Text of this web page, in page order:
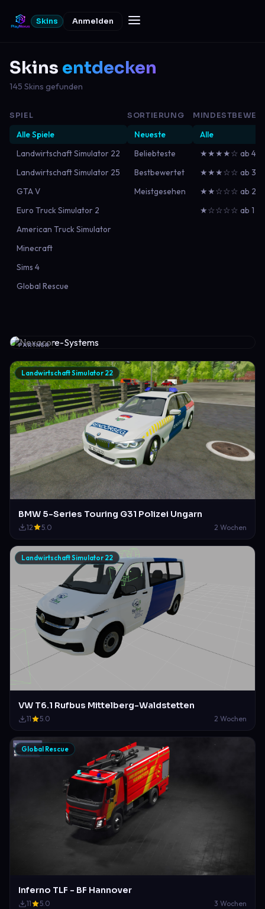
Skins Anmelden
Skins entdecken
145 Skins gefunden
SPIEL
Alle Spiele
Landwirtschaft Simulator 22
Landwirtschaft Simulator 25
GTA V
Euro Truck Simulator 2
American Truck Simulator
Minecraft
Sims 4
Global Rescue
SORTIERUNG
Neueste
Beliebteste
Bestbewertet
Meistgesehen
Alle
★★★★☆ ab 4
★★★☆☆ ab 3
★★☆☆☆ ab 2
★☆☆☆☆ ab 1
PARTNER
Landwirtschaft Simulator 22
BMW 5-Series Touring G31 Polizei Ungarn
12 5.0 2 Wochen
Landwirtschaft Simulator 22
VW T6.1 Rufbus Mittelberg-Waldstetten
11 5.0 2 Wochen
Global Rescue
Inferno TLF - BF Hannover
11 5.0 3 Wochen